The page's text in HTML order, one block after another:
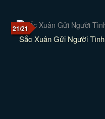
21/21
Sắc Xuân Gửi Người Tình